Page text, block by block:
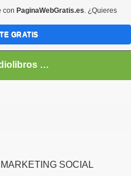
Libros y Audiolibros Para emprendedores
SOCIAL
con PaginaWebGratis.es. ¿Quieres
GRATIS